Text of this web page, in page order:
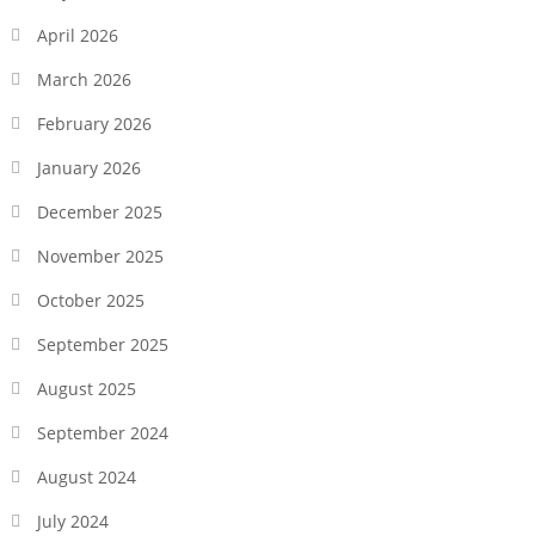
April 2026
March 2026
February 2026
January 2026
December 2025
November 2025
October 2025
September 2025
August 2025
September 2024
August 2024
July 2024